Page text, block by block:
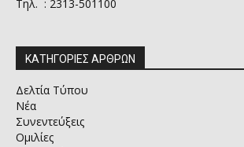
Τηλ. : 2313-501100
ΚΑΤΗΓΟΡΙΕΣ ΑΡΘΡΩΝ
Δελτία Τύπου
Νέα
Συνεντεύξεις
Ομιλίες